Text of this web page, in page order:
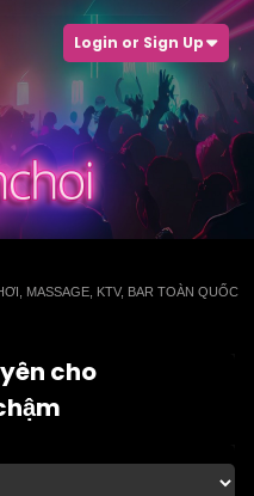
Login or Sign Up
MASSAGE, KTV, BAR TOÀN QUỐC
cho